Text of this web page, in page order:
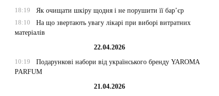
18:19
Як очищати шкіру щодня і не порушити її бар’єр
18:10
На що звертають увагу лікарі при виборі витратних
матеріалів
22.04.2026
10:19
Подарункові набори від українського бренду YAROMA
PARFUM
21.04.2026